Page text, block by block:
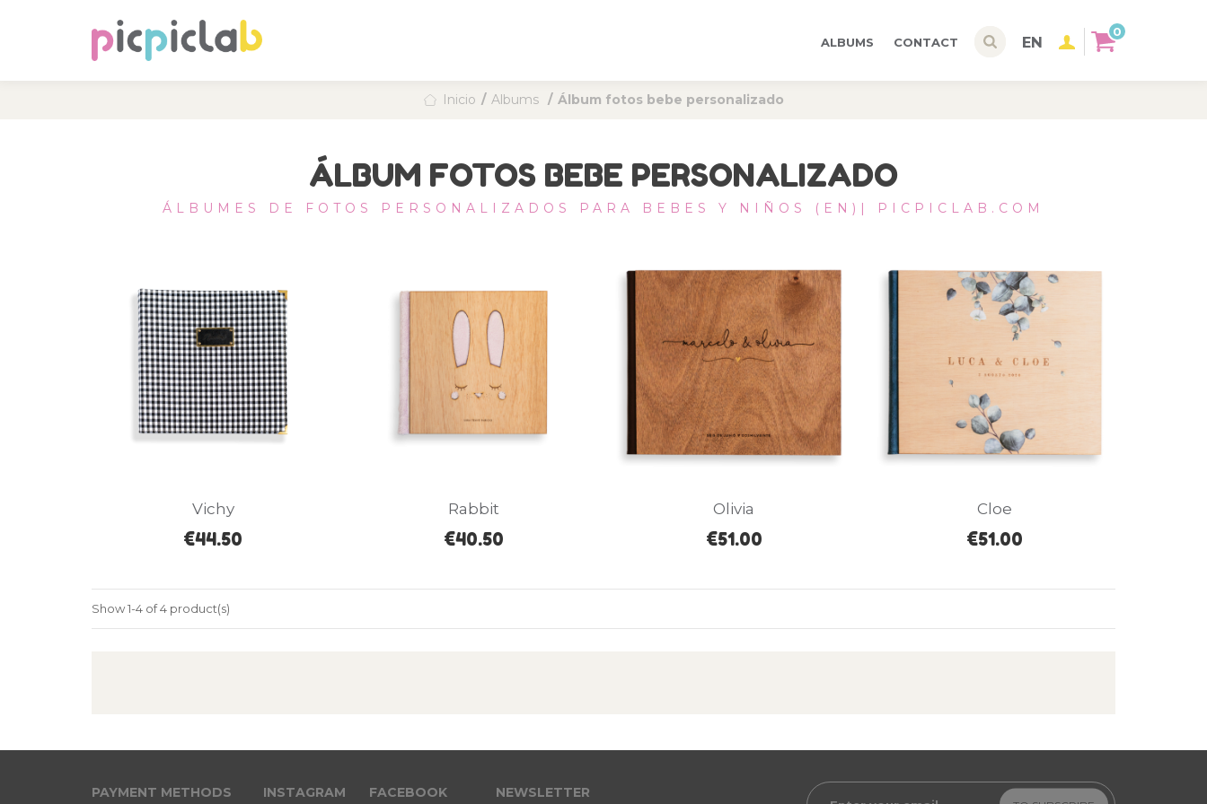
ALBUMS CONTACT EN
0
Inicio Albums Álbum fotos bebe personalizado
ÁLBUM FOTOS BEBE PERSONALIZADO
ÁLBUMES DE FOTOS PERSONALIZADOS PARA BEBES Y NIÑOS (EN)| PICPICLAB.COM
Vichy
€44.50
Rabbit
€40.50
Olivia
€51.00
Cloe
€51.00
Show 1-4 of 4 product(s)
PAYMENT METHODS INSTAGRAM FACEBOOK NEWSLETTER